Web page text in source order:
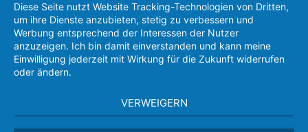
Diese Seite nutzt Website Tracking-Technologien von Dritten,
um ihre Dienste anzubieten, stetig zu verbessern und
Werbung entsprechend der Interessen der Nutzer
anzuzeigen. Ich bin damit einverstanden und kann meine
Einwilligung jederzeit mit Wirkung für die Zukunft widerrufen
oder ändern.
VERWEIGERN